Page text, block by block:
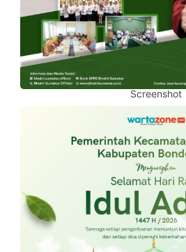
Screenshot